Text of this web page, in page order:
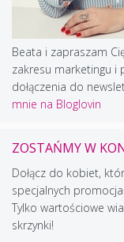
Beata i zapraszam
zakresu marketingu i
dołączenia do
mnie na Bloglovin
ZOSTAŃMY W
Dołącz do kobiet,
specjalnych
Tylko wartościowe
skrzynki!